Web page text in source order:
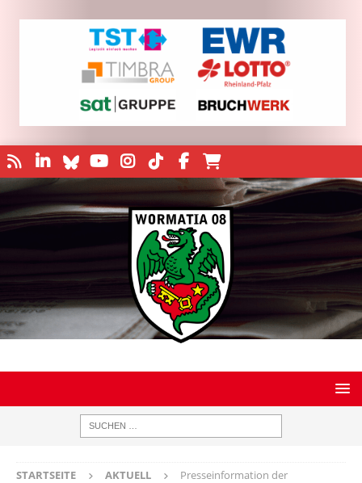
STARTSEITE AKTUELL
Presseinformation der